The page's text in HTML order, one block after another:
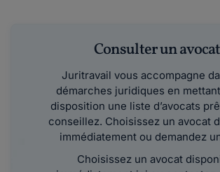
Consulter un avocat
Juritravail vous accompagne
démarches juridiques en
disposition une liste d’avocats
conseillez. Choisissez un avocat
immédiatement ou demandez
Choisissez un avocat